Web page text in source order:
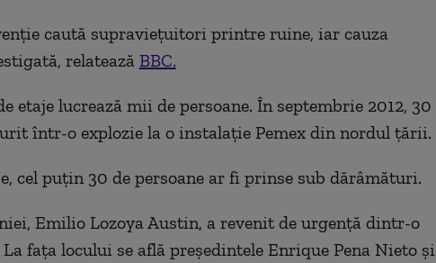
caută supraviețuitori printre ruine, iar cauza
relatează BBC.
etaje lucrează mii de persoane. În septembrie 2012, 30
într-o explozie la o instalație Pemex din nordul țării.
cel puțin 30 de persoane ar fi prinse sub dărâmături.
Emilio Lozoya Austin, a revenit de urgență dintr-o
fața locului se află președintele Enrique Pena Nieto și